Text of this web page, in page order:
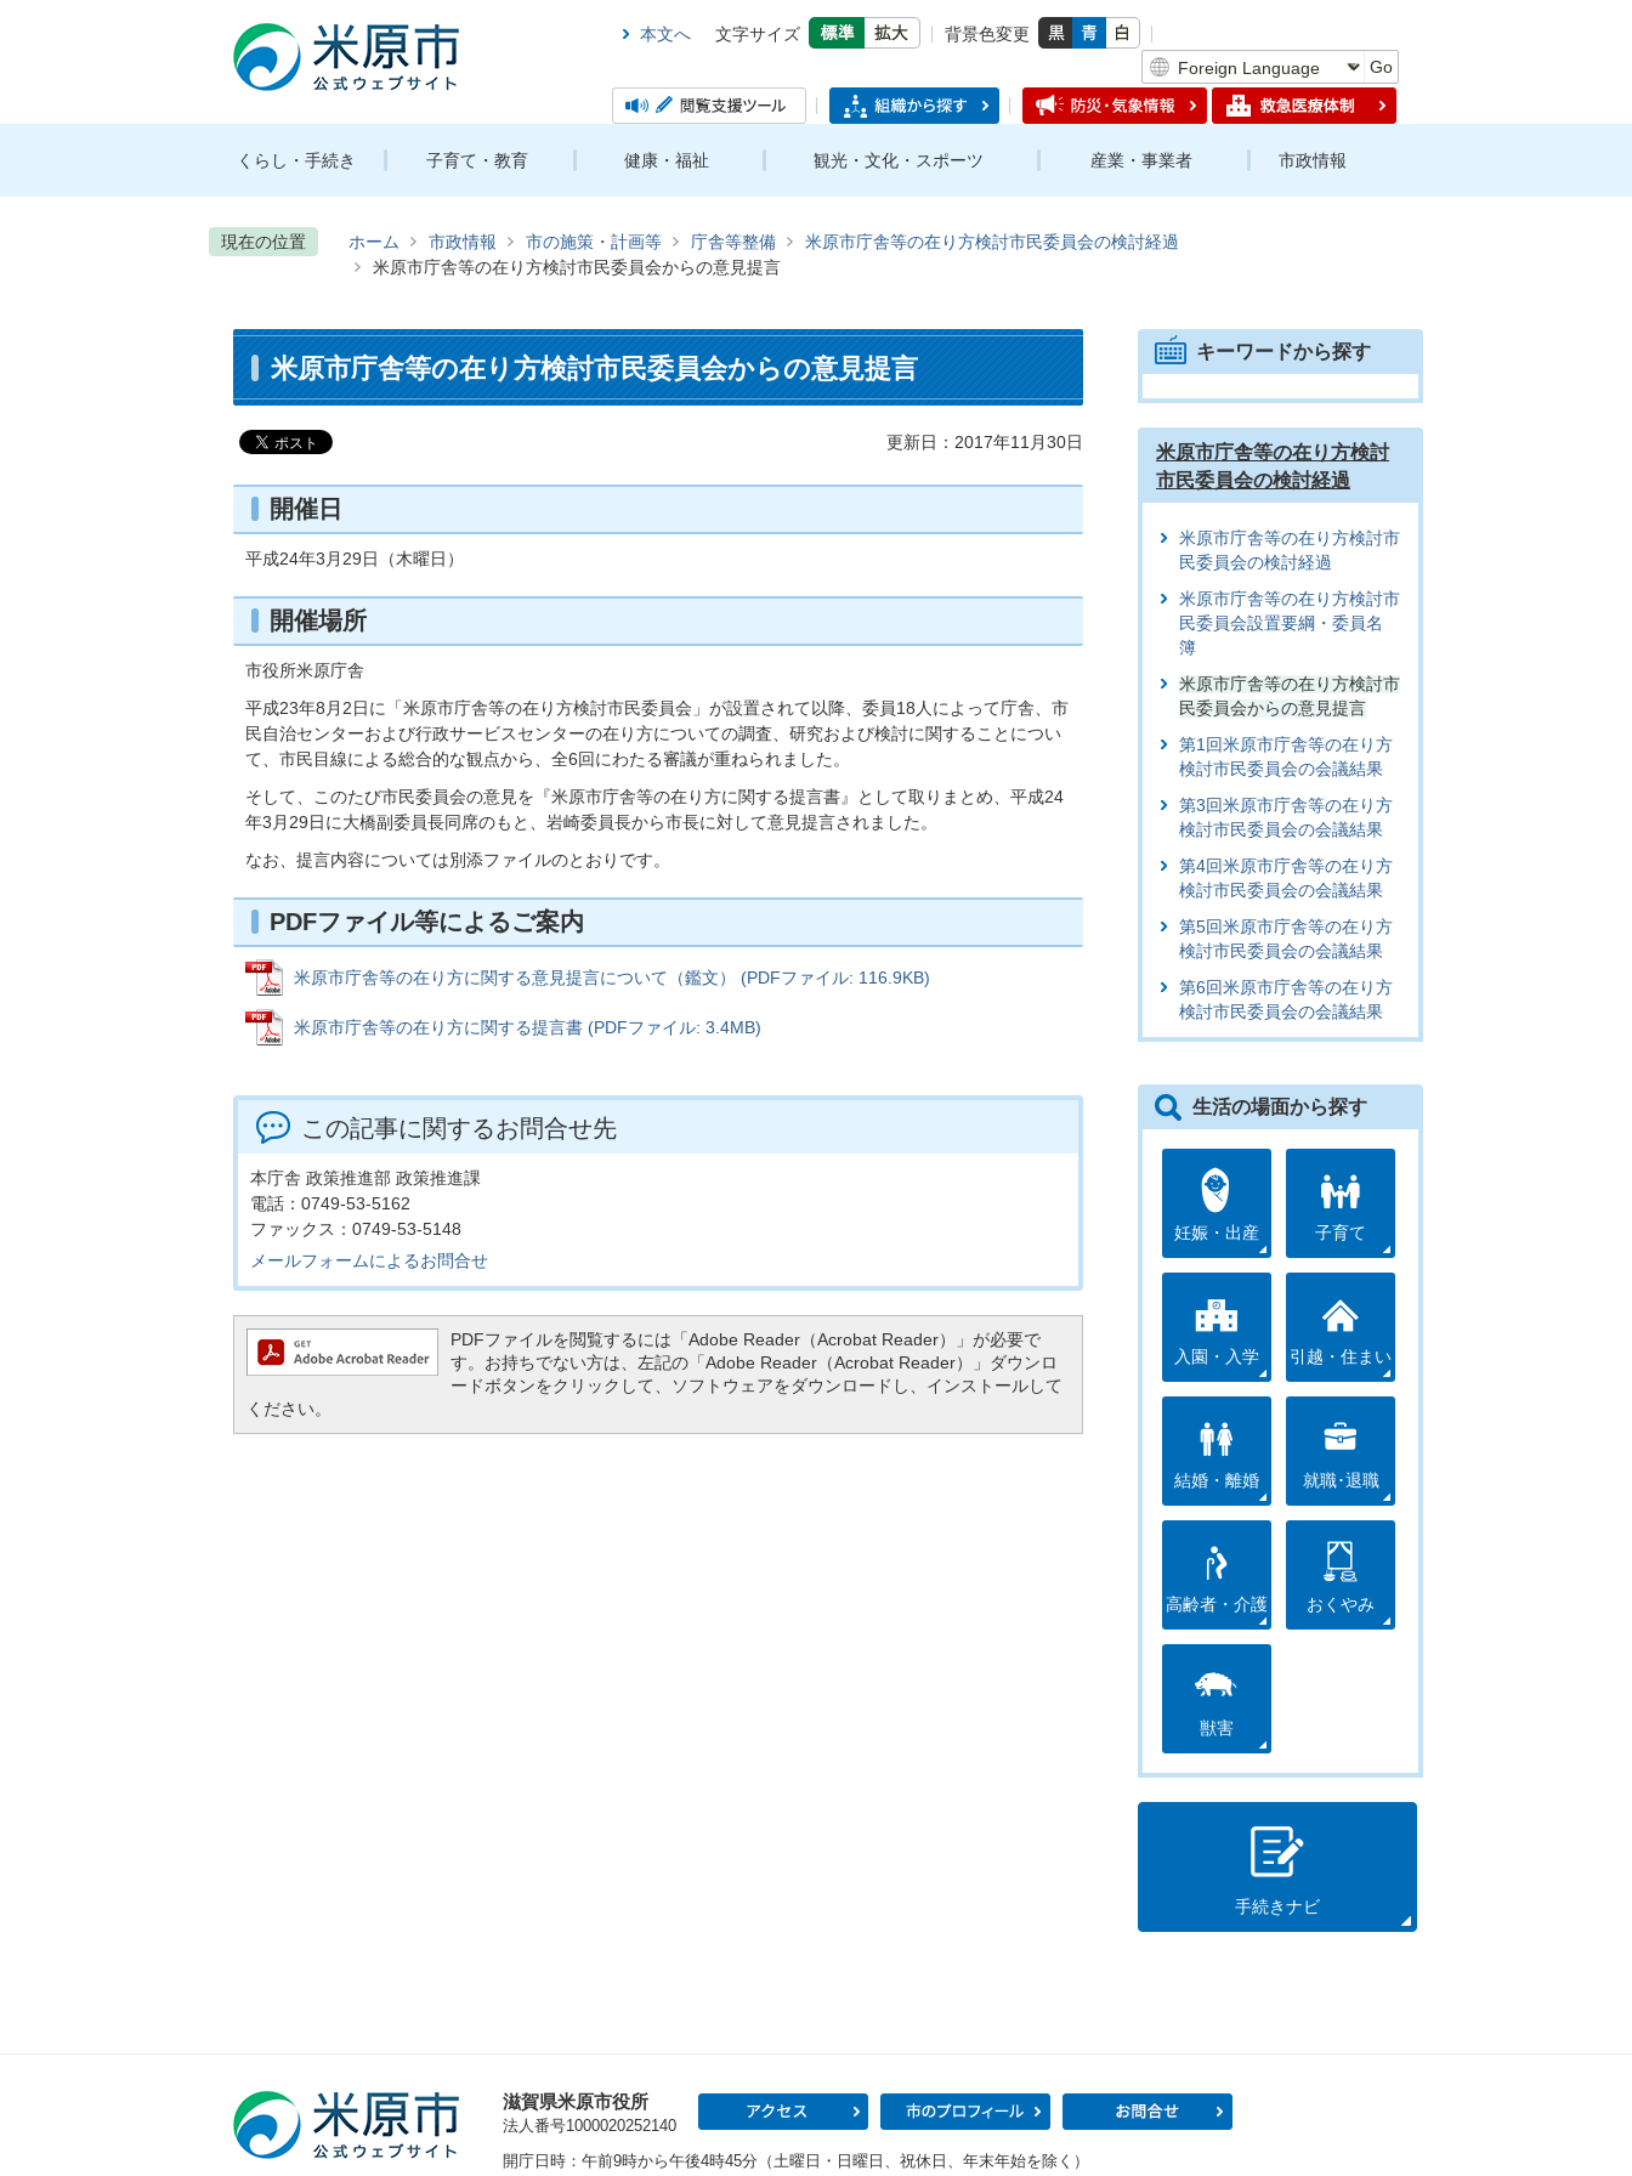
本文へ 文字サイズ
背景色変更
Go
くらし・手続き 子育て・教育 健康・福祉 観光・文化・スポーツ 産業・事業者 市政情報
現在の位置 ホーム 市政情報 市の施策・計画等 庁舎等整備
米原市庁舎等の在り方検討市民委員会の検討経過
米原市庁舎等の在り方検討市民委員会からの意見提言
米原市庁舎等の在り方検討市民委員会からの意見提言
更新日：2017年11月30日
開催日
平成24年3月29日（木曜日）
開催場所
市役所米原庁舎
平成23年8月2日に「米原市庁舎等の在り方検討市民委員会」が設置されて以降、委員18人によって庁舎、市
民自治センターおよび行政サービスセンターの在り方についての調査、研究および検討に関することについ
て、市民目線による総合的な観点から、全6回にわたる審議が重ねられました。
そして、このたび市民委員会の意見を『米原市庁舎等の在り方に関する提言書』として取りまとめ、平成24
年3月29日に大橋副委員長同席のもと、岩崎委員長から市長に対して意見提言されました。
なお、提言内容については別添ファイルのとおりです。
PDFファイル等によるご案内
米原市庁舎等の在り方に関する意見提言について（鑑文） (PDFファイル: 116.9KB)
米原市庁舎等の在り方に関する提言書 (PDFファイル: 3.4MB)
この記事に関するお問合せ先
本庁舎 政策推進部 政策推進課
電話：0749-53-5162
ファックス：0749-53-5148
メールフォームによるお問合せ
PDFファイルを閲覧するには「Adobe Reader（Acrobat Reader）」が必要で
す。お持ちでない方は、左記の「Adobe Reader（Acrobat Reader）」ダウンロ
ードボタンをクリックして、ソフトウェアをダウンロードし、インストールして
ください。
キーワードから探す
米原市庁舎等の在り方検討
市民委員会の検討経過
米原市庁舎等の在り方検討市
民委員会の検討経過
米原市庁舎等の在り方検討市
民委員会設置要綱・委員名
簿
米原市庁舎等の在り方検討市
民委員会からの意見提言
第1回米原市庁舎等の在り方
検討市民委員会の会議結果
第3回米原市庁舎等の在り方
検討市民委員会の会議結果
第4回米原市庁舎等の在り方
検討市民委員会の会議結果
第5回米原市庁舎等の在り方
検討市民委員会の会議結果
第6回米原市庁舎等の在り方
検討市民委員会の会議結果
生活の場面から探す
妊娠・出産 子育て
入園・入学 引越・住まい
結婚・離婚 就職･退職
高齢者・介護 おくやみ
獣害
手続きナビ
滋賀県米原市役所
法人番号1000020252140
アクセス 市のプロフィール
開庁日時：午前9時から午後4時45分（土曜日・日曜日、祝休日、年末年始を除く）